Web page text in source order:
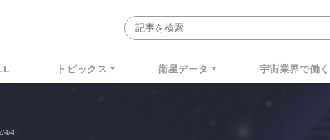
トピックス 衛星データ 宇宙業界で働
4/4